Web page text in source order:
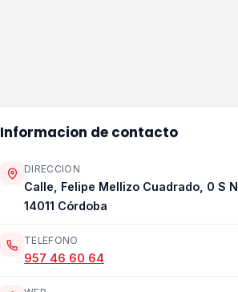
Informacion de contacto
DIRECCION
Calle, Felipe Mellizo Cuadrado, 0 S N,
14011 Córdoba
TELEFONO
957 46 60 64